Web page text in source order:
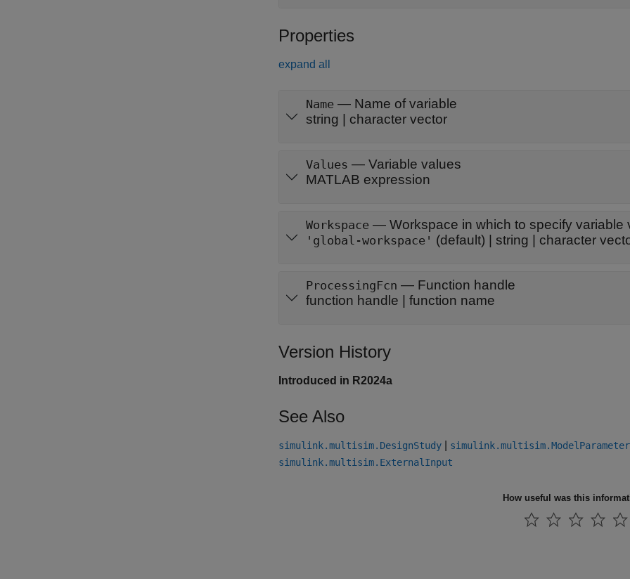
Properties
expand all
Name — Name of variable
string
character vector
Values — Variable values
MATLAB expression
Workspace — Workspace in which to specify variable
'global-workspace' (default) | string character
ProcessingFcn — Function handle
function handle
function name
Version History
Introduced in R2024a
See Also
simulink.multisim.DesignStudy simulink.multisim.ModelParameter
simulink.multisim.ExternalInput
How useful was this